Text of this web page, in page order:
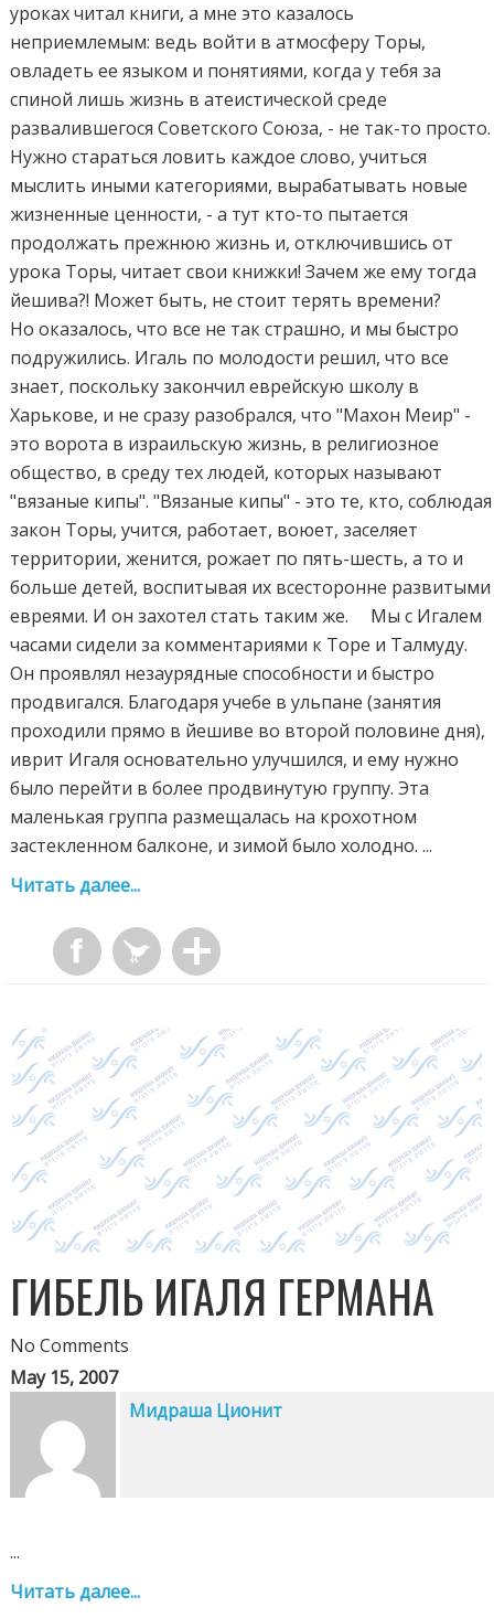
уроках читал книги, а мне это казалось
неприемлемым: ведь войти в атмосферу Торы,
овладеть ее языком и понятиями, когда у тебя за
спиной лишь жизнь в атеистической среде
развалившегося Советского Союза, - не так-то просто.
Нужно стараться ловить каждое слово, учиться
мыслить иными категориями, вырабатывать новые
жизненные ценности, - а тут кто-то пытается
продолжать прежнюю жизнь и, отключившись от
урока Торы, читает свои книжки! Зачем же ему тогда
йешива?! Может быть, не стоит терять времени?
Но оказалось, что все не так страшно, и мы быстро
подружились. Игаль по молодости решил, что все
знает, поскольку закончил еврейскую школу в
Харькове, и не сразу разобрался, что "Махон Меир" -
это ворота в израильскую жизнь, в религиозное
общество, в среду тех людей, которых называют
"вязаные кипы". "Вязаные кипы" - это те, кто, соблюдая
закон Торы, учится, работает, воюет, заселяет
территории, женится, рожает по пять-шесть, а то и
больше детей, воспитывая их всесторонне развитыми
евреями. И он захотел стать таким же. Мы с Игалем
часами сидели за комментариями к Торе и Талмуду.
Он проявлял незаурядные способности и быстро
продвигался. Благодаря учебе в ульпане (занятия
проходили прямо в йешиве во второй половине дня),
иврит Игаля основательно улучшился, и ему нужно
было перейти в более продвинутую группу. Эта
маленькая группа размещалась на крохотном
застекленном балконе, и зимой было холодно. ...
Читать далее...
ГИБЕЛЬ ИГАЛЯ ГЕРМАНА
No Comments
May 15, 2007
Мидраша Ционит
...
Читать далее...